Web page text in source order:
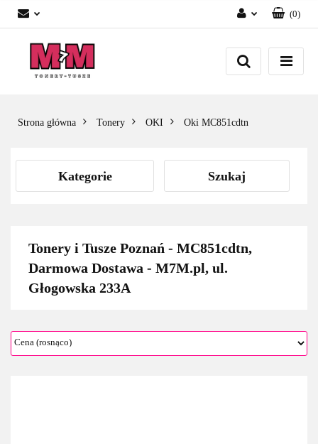
Zaloguj się
Załóż konto
(0)
Strona główna Tonery OKI Oki MC851cdtn
Kategorie Szukaj
Tonery i Tusze Poznań - MC851cdtn,
Darmowa Dostawa - M7M.pl, ul.
Głogowska 233A